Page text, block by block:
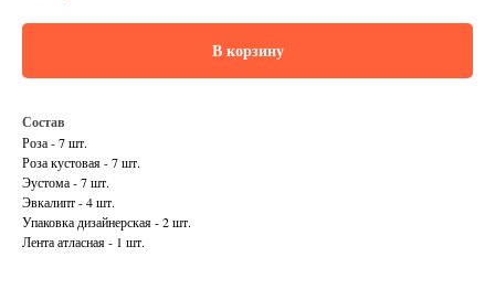
В корзину
Состав
Роза - 7 шт.
Роза кустовая - 7 шт.
Эустома - 7 шт.
Эвкалипт - 4 шт.
Упаковка дизайнерская - 2 шт.
Лента атласная - 1 шт.